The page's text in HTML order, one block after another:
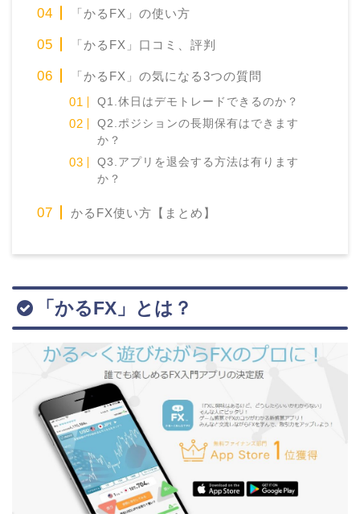
「かるFX」の使い方
「かるFX」口コミ、評判
「かるFX」の気になる3つの質問
Q1.休日はデモトレードできるのか？
Q2.ポジションの長期保有はできます
か？
Q3.アプリを退会する方法は有ります
か？
かるFX使い方【まとめ】
「かるFX」とは？